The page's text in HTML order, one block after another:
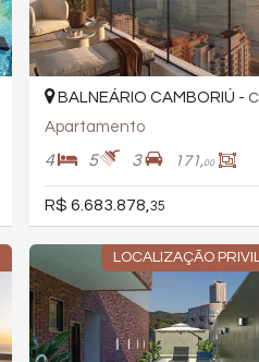
BALNEÁRIO CAMBORIÚ -
Apartamento
4 5 3 171,00
R$ 6.683.878, 35
LOCALIZAÇÃO